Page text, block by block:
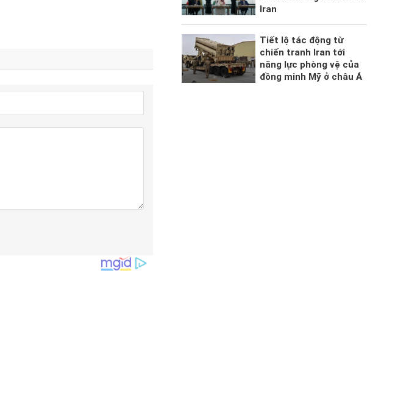
Iran
Tiết lộ tác động từ
chiến tranh Iran tới
năng lực phòng vệ của
đồng minh Mỹ ở châu Á